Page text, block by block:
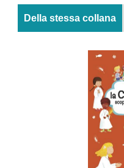
Della stessa collana